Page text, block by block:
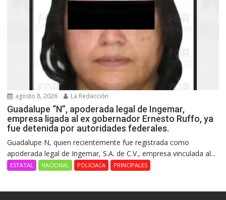
agosto 8, 2026 La Redacción
Guadalupe “N”, apoderada legal de Ingemar,
empresa ligada al ex gobernador Ernesto Ruffo, ya
fue detenida por autoridades federales.
Guadalupe N, quien recientemente fue registrada como
apoderada legal de Ingemar, S.A. de C.V., empresa vinculada al...
ESTATAL NACIONAL POLICIACA PRINCIPALES